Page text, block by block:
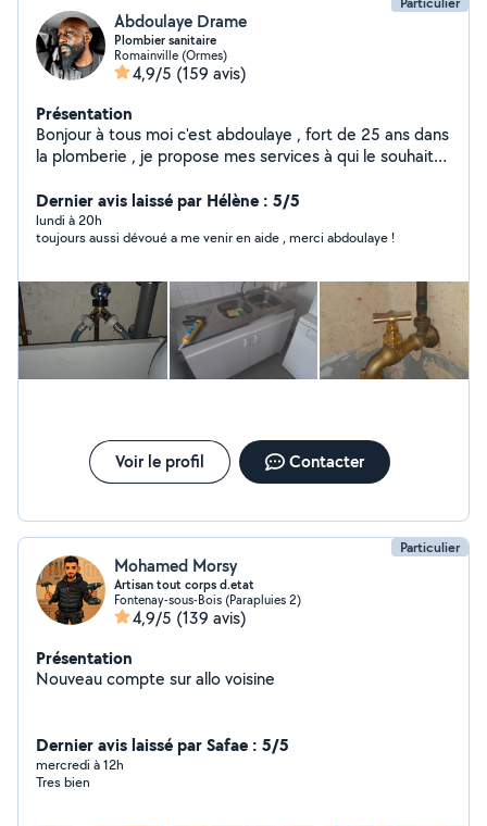
Abdoulaye Drame
Plombier sanitaire
Romainville (Ormes)
4,9/5 (159 avis)
Présentation
Bonjour à tous moi c'est abdoulaye , fort de 25 ans dans
la plomberie , je propose mes services à qui le souhaite
tout moment , vous pouvez compter sur moi pour une
intervention rapide et de qualité à moindre coût ,
cordialement ABDOULAYE Contact : 06-12-67-80-66
Dernier avis laissé par Hélène : 5/5
lundi à 20h
toujours aussi dévoué a me venir en aide , merci abdoulaye !
Voir le profil Contacter
Particulier
Mohamed Morsy
Artisan tout corps d.etat
Fontenay-sous-Bois (Parapluies 2)
4,9/5 (139 avis)
Présentation
Nouveau compte sur allo voisine
Dernier avis laissé par Safae : 5/5
mercredi à 12h
Tres bien